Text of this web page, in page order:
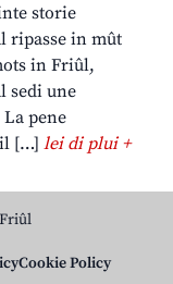
storie
ripasse in mût
in Friûl,
sedi une
pene
il […] lei di plui +
Cookie Policy